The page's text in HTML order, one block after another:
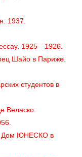
1937.
1925—1926.
Шайо в Париже.
студентов в
Веласко.
Дом ЮНЕСКО в